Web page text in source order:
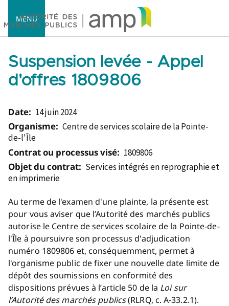
MENU
Suspension levée - Appel
d'offres 1809806
Date: 14 juin 2024
Organisme: Centre de services scolaire de la Pointe-
de-l'Île
Contrat ou processus visé: 1809806
Objet du contrat: Services intégrés en reprographie et
en imprimerie
Au terme de l'examen d'une plainte, la présente est
pour vous aviser que l’Autorité des marchés publics
autorise le Centre de services scolaire de la Pointe-de-
l'Île à poursuivre son processus d'adjudication
numéro 1809806 et, conséquemment, permet à
l'organisme public de fixer une nouvelle date limite de
dépôt des soumissions en conformité des
dispositions prévues à l’article 50 de la Loi sur
l’Autorité des marchés publics(RLRQ, c. A-33.2.1).